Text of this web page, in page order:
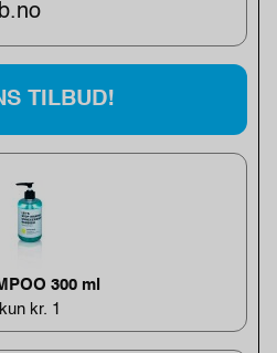
TILBUD!
300 ml
kun kr. 1